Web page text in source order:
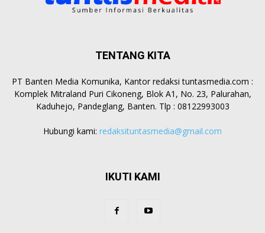
TENTANG KITA
PT Banten Media Komunika, Kantor redaksi tuntasmedia.com :
Komplek Mitraland Puri Cikoneng, Blok A1, No. 23, Palurahan,
Kaduhejo, Pandeglang, Banten. Tlp : 08122993003
Hubungi kami: redaksituntasmedia@gmail.com
IKUTI KAMI